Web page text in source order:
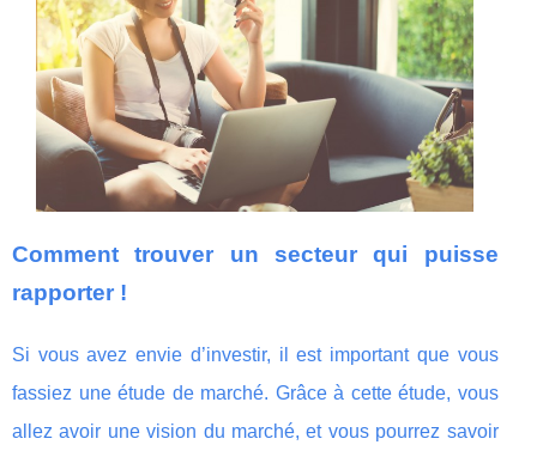
Comment trouver un secteur qui puisse
rapporter !
Si vous avez envie d’investir, il est important que vous
fassiez une étude de marché. Grâce à cette étude, vous
allez avoir une vision du marché, et vous pourrez savoir